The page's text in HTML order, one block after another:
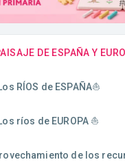
DE ESPAÑA Y
RÍOS de ESPAÑA⛵️
ríos de EUROPA ⛵️
de los